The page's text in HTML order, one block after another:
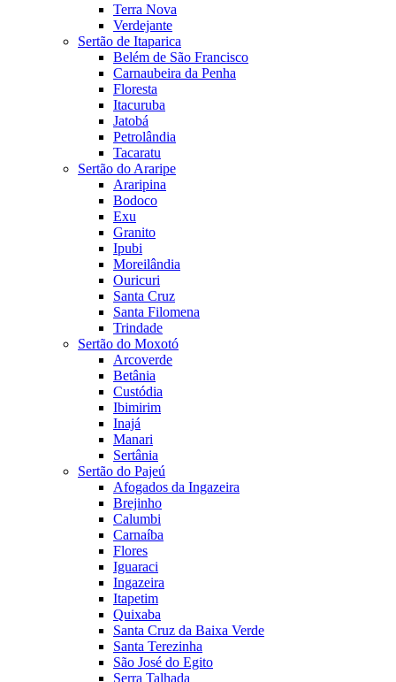
Terra Nova
Verdejante
Sertão de Itaparica
Belém de São Francisco
Carnaubeira da Penha
Floresta
Itacuruba
Jatobá
Petrolândia
Tacaratu
Sertão do Araripe
Araripina
Bodoco
Exu
Granito
Ipubi
Moreilândia
Ouricuri
Santa Cruz
Santa Filomena
Trindade
Sertão do Moxotó
Arcoverde
Betânia
Custódia
Ibimirim
Inajá
Manari
Sertânia
Sertão do Pajeú
Afogados da Ingazeira
Brejinho
Calumbi
Carnaíba
Flores
Iguaraci
Ingazeira
Itapetim
Quixaba
Santa Cruz da Baixa Verde
Santa Terezinha
São José do Egito
Serra Talhada